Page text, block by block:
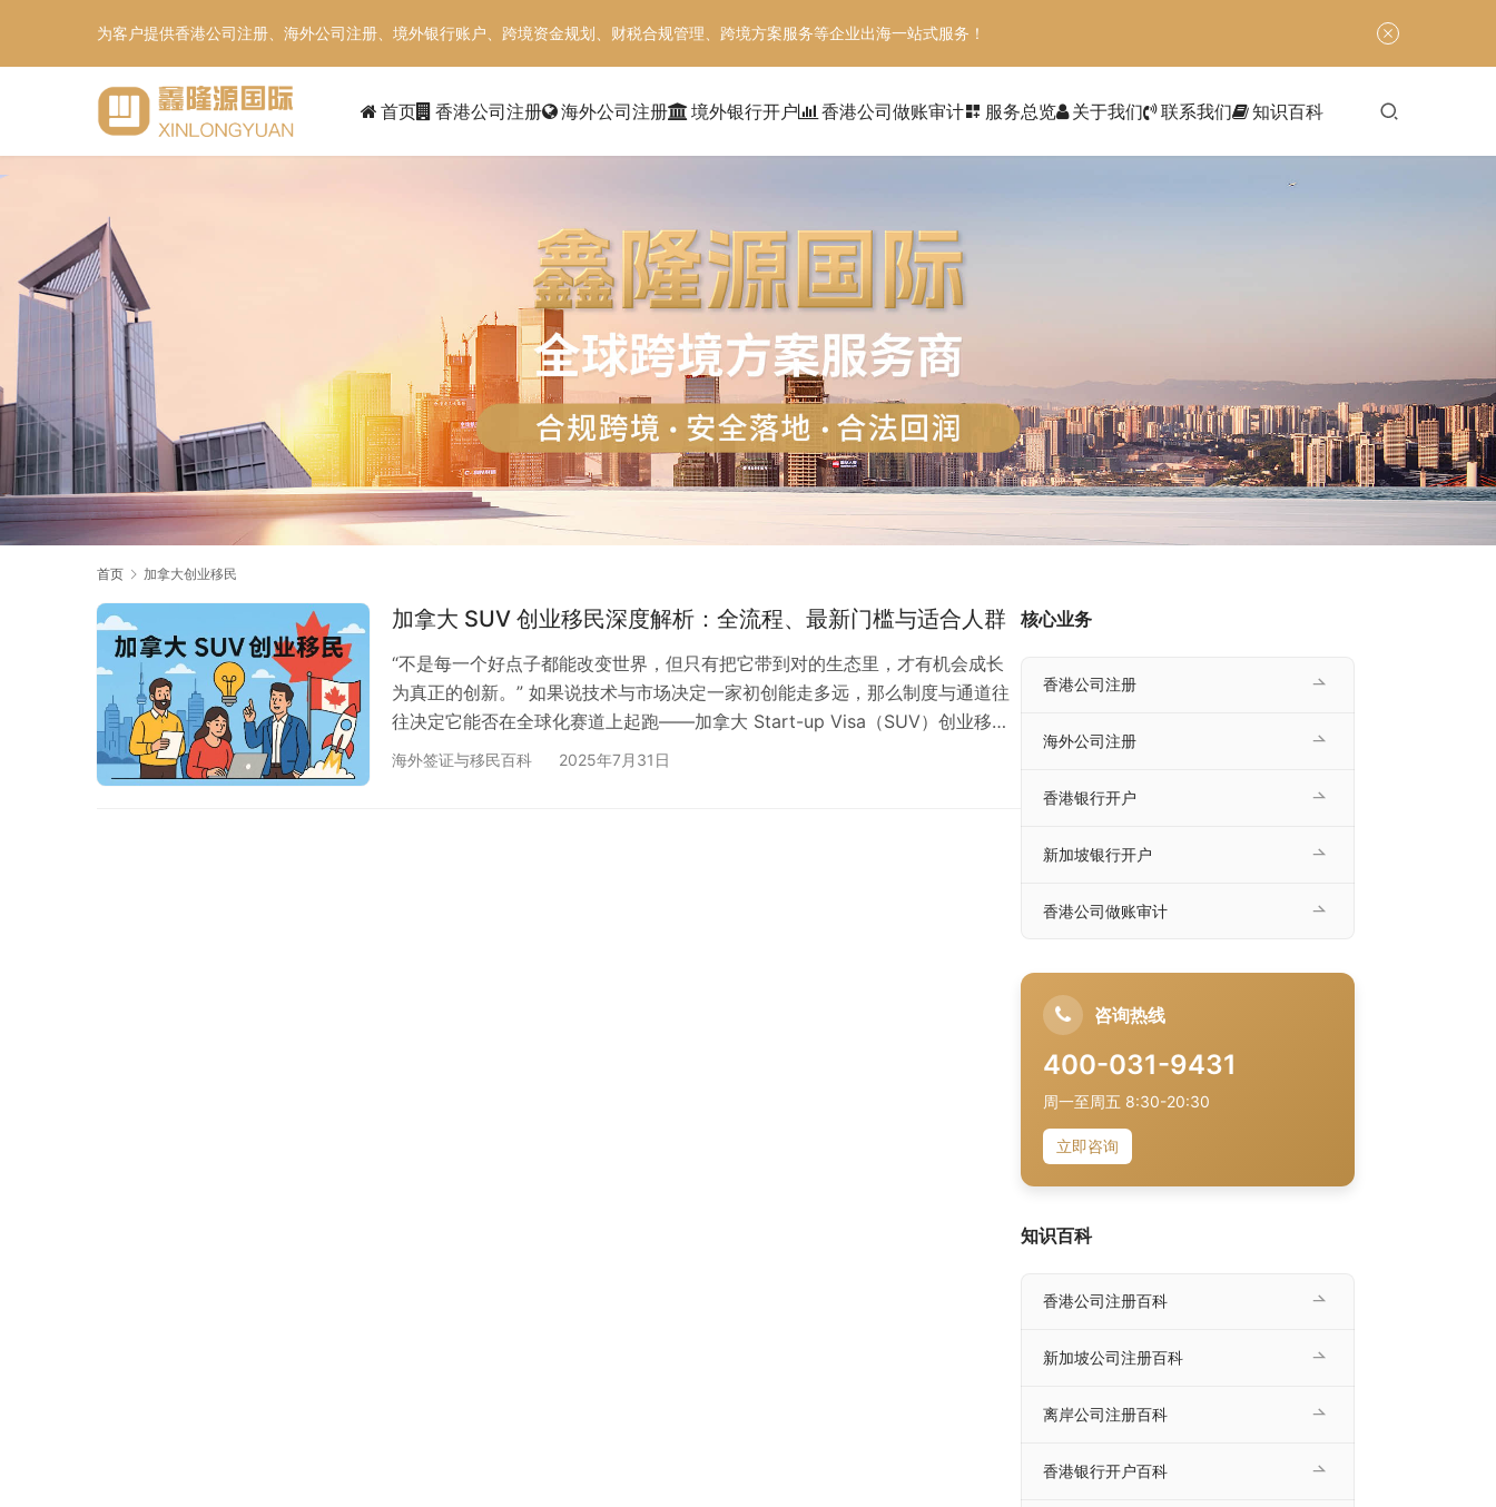
为客户提供香港公司注册、海外公司注册、境外银行账户、跨境资金规划、财税合规管理、跨境方案服务等企业出海一站式服务！
首页 香港公司注册 海外公司注册 境外银行开户 香港公司做账审计dashboard_customize 服务总览 关于我们 联系我们 知识百科
首页 加拿大创业移民
加拿大 SUV 创业移民深度解析：全流程、最新门槛与适合人群
“不是每一个好点子都能改变世界，但只有把它带到对的生态里，才有机会成长
为真正的创新。” 如果说技术与市场决定一家初创能走多远，那么制度与通道往
往决定它能否在全球化赛道上起跑——加拿大 Start-up Visa（SUV）创业移民
正是这样一条连接“创意”“资本”“身份”与“北美市场”的快速通道。自 2013 年试
海外签证与移民百科 2025年7月31日
核心业务
香港公司注册
海外公司注册
香港银行开户
新加坡银行开户
香港公司做账审计
咨询热线
400-031-9431
周一至周五 8:30-20:30
立即咨询
知识百科
香港公司注册百科
新加坡公司注册百科
离岸公司注册百科
香港银行开户百科